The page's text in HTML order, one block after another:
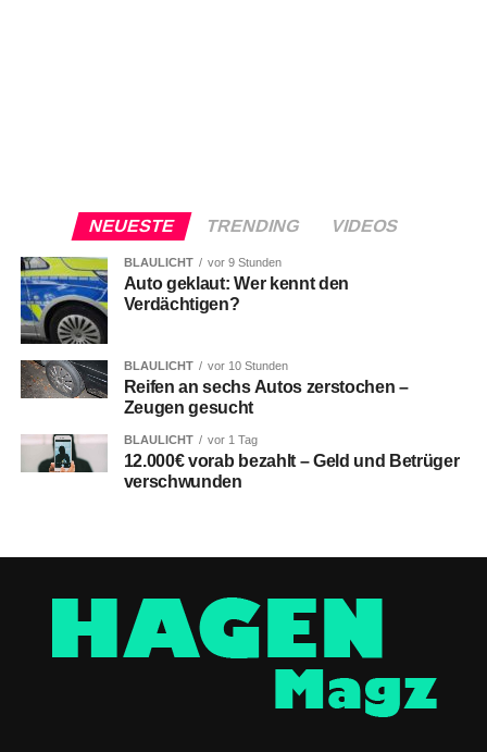
NEUESTE TRENDING VIDEOS
BLAULICHT vor 9 Stunden
Auto geklaut: Wer kennt den
Verdächtigen?
BLAULICHT vor 10 Stunden
Reifen an sechs Autos zerstochen –
Zeugen gesucht
BLAULICHT vor 1 Tag
12.000€ vorab bezahlt – Geld und Betrüger
verschwunden